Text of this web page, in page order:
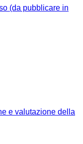
(da pubblicare in
e valutazione della